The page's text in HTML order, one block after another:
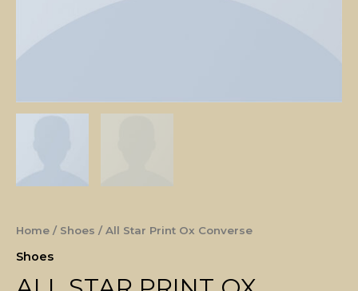
Home / Shoes / All Star Print Ox Converse
Shoes